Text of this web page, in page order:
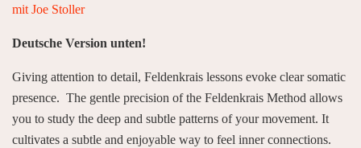
mit Joe Stoller
Deutsche Version unten!
Giving attention to detail, Feldenkrais lessons evoke clear somatic
presence. The gentle precision of the Feldenkrais Method allows
you to study the deep and subtle patterns of your movement. It
cultivates a subtle and enjoyable way to feel inner connections.